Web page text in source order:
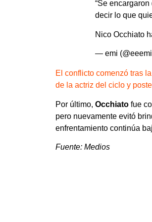
“Se
decir lo que
Nico Occhiato
— emi
El conflicto comenzó tras la
de la actriz del ciclo y
Por último, Occhiato fue
pero nuevamente evitó
enfrentamiento continúa
Fuente: Medios